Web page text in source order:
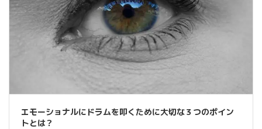
エモーショナルにドラムを叩くために大切な３つのポイン
トとは？